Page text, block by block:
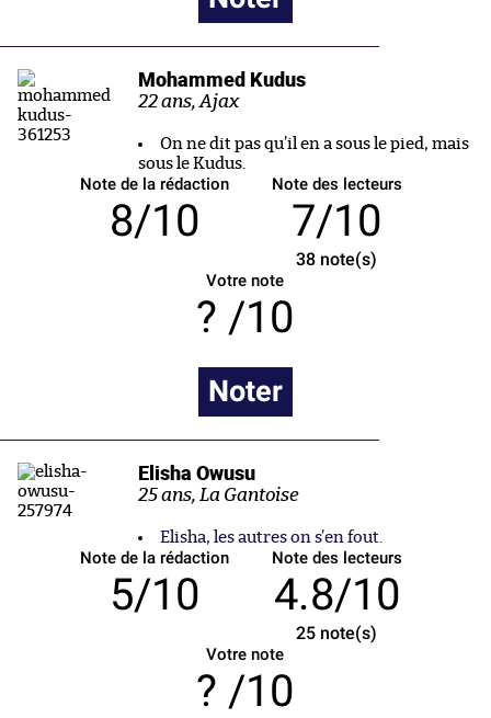
Mohammed Kudus
22 ans, Ajax
On ne dit pas qu’il en a sous le pied, mais
sous le Kudus.
Note de la rédaction
8/10
Note des lecteurs
7/10
38 note(s)
Votre note
/10
Noter
Elisha Owusu
25 ans, La Gantoise
Elisha, les autres on s’en fout.
Note de la rédaction
5/10
Note des lecteurs
4.8/10
25 note(s)
Votre note
/10